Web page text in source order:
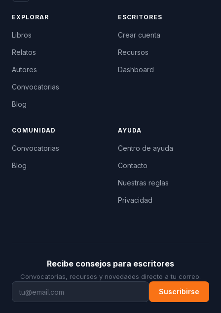
EXPLORAR
Libros
Relatos
Autores
Convocatorias
Blog
ESCRITORES
Crear cuenta
Recursos
Dashboard
COMUNIDAD
Convocatorias
Blog
AYUDA
Centro de ayuda
Contacto
Nuestras reglas
Privacidad
Recibe consejos para escritores
Convocatorias, recursos y novedades directo a tu correo.
Suscribirse